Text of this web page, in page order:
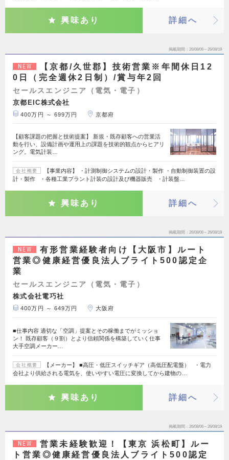
興味あり 詳細へ
掲載期間 26/08/06～26/08/19
NEW
【京都/久世郡】技術営業※年間休日12
0日（完全週休2日制）/賞与年2回
セールスエンジニア（電気・電子）
京都EIC株式会社
400万円 ～ 699万円 京都府
【顧客課題の把握と技術提案】 新規・既存顧客への営業活
動を行い、設備計画や運用上の課題を技術的観点からヒアリ
ング。電気計装…
会社概要
【事業内容】 ・計測制御システムの設計・製作 ・自動制御装置の設
計・製作 ・各種工業プラント計装の設計及び機器販売 ・計装盤…
興味あり 詳細へ
掲載期間 26/08/06～26/08/19
NEW
有形営業経験者向け【大阪市】ルート
営業◎健康経営優良法人ブライト500認定企
業
セールスエンジニア（電気・電子）
株式会社電巧社
400万円 ～ 649万円 大阪府
■仕事内容 適切な「空調」提案とその稼働までがミッショ
ン！ 既存顧客（９割）とより信頼関係を構築していく仕事
大手空調メーカー…
会社概要
【メーカー】 ■高圧・低圧スイッチギア（高低圧配電盤） ・電力
会社より供給される電気を、使いやすい電圧に変換してから建物の…
興味あり 詳細へ
掲載期間 26/08/06～26/08/19
NEW
営業未経験歓迎！【東京 浜松町】ルー
ト営業◎健康経営優良法人ブライト500認定